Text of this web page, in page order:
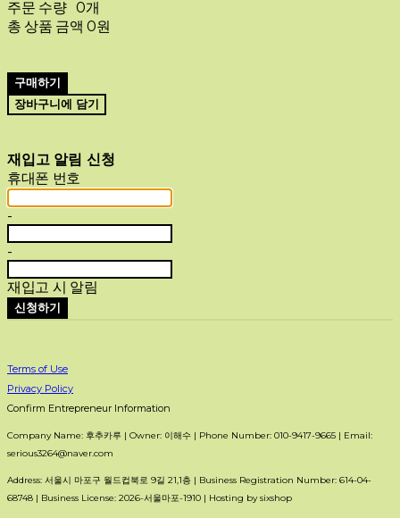
주문 수량 0개
총 상품 금액 0원
구매하기
장바구니에 담기
재입고 알림 신청
휴대폰 번호
-
-
재입고 시 알림
신청하기
Terms of Use
Privacy Policy
Confirm Entrepreneur Information
Company Name: 후추카루 | Owner: 이해수 | Phone Number: 010-9417-9665 | Email:
serious3264@naver.com
Address: 서울시 마포구 월드컵북로 9길 21,1층 | Business Registration Number: 614-04-
68748 | Business License: 2026-서울마포-1910 | Hosting by sixshop